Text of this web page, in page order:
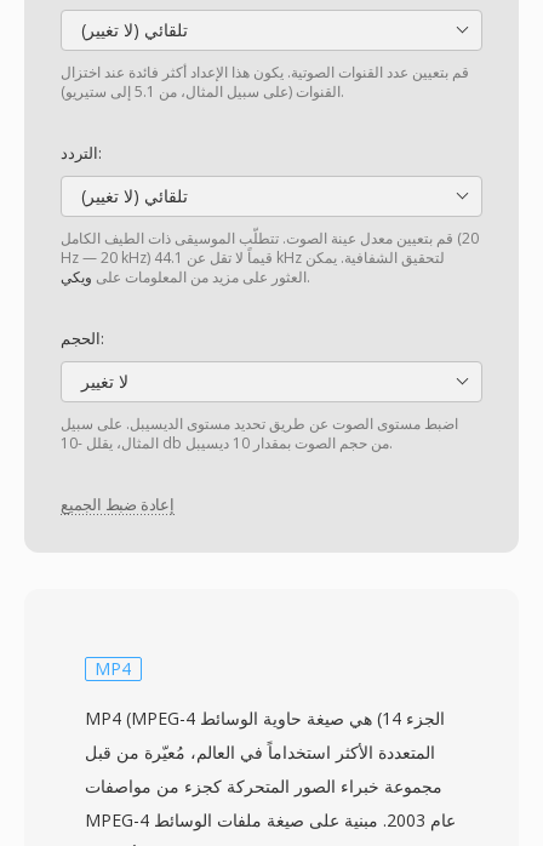
تلقائي (لا تغيير)
قم بتعيين عدد القنوات الصوتية. يكون هذا الإعداد أكثر فائدة عند اختزال
القنوات (على سبيل المثال، من 5.1 إلى ستيريو).
التردد:
تلقائي (لا تغيير)
قم بتعيين معدل عينة الصوت. تتطلّب الموسيقى ذات الطيف الكامل (20
Hz — 20 kHz) قيماً لا تقل عن 44.1 kHz لتحقيق الشفافية. يمكن
العثور على مزيد من المعلومات على ويكي .
الحجم:
لا تغيير
اضبط مستوى الصوت عن طريق تحديد مستوى الديسيبل. على سبيل
المثال، يقلل -10 db من حجم الصوت بمقدار 10 ديسيبل.
إعادة ضبط الجميع
MP4
MP4 (MPEG-4 الجزء 14) هي صيغة حاوية الوسائط
المتعددة الأكثر استخداماً في العالم، مُعيّرة من قبل
مجموعة خبراء الصور المتحركة كجزء من مواصفات
MPEG-4 عام 2003. مبنية على صيغة ملفات الوسائط